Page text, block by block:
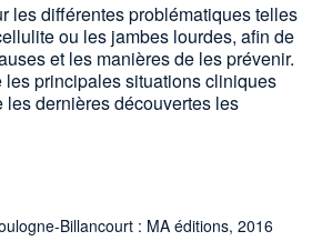
les différentes problématiques telles
ou les jambes lourdes, afin de
et les manières de les prévenir.
les principales situations cliniques
dernières découvertes les
Billancourt : MA éditions, 2016